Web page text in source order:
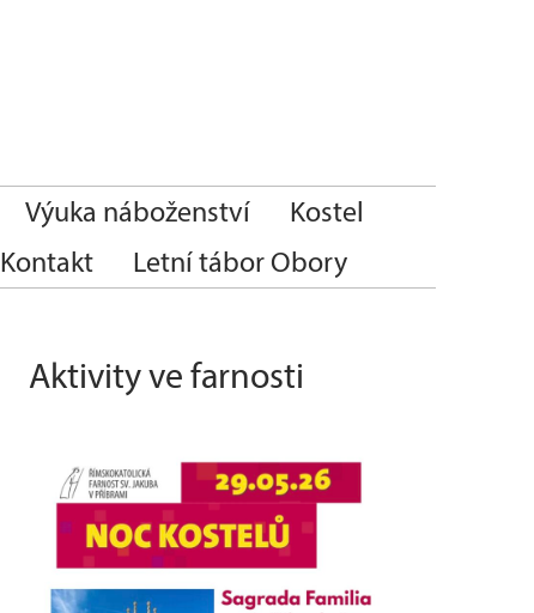
Výuka náboženství
Kostel
Kontakt Letní tábor Obory
Aktivity ve farnosti